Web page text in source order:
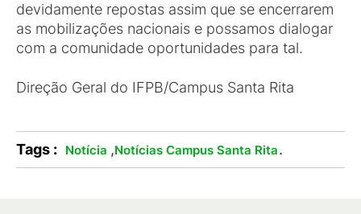
devidamente repostas assim que se encerrarem
as mobilizações nacionais e possamos dialogar
com a comunidade oportunidades para tal.
Direção Geral do IFPB/Campus Santa Rita
Tags : Notícia ,Notícias Campus Santa Rita.